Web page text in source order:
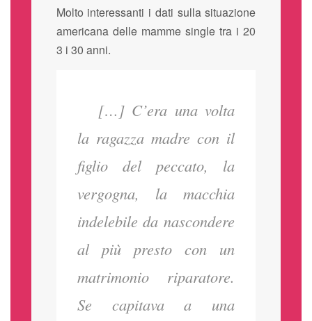
Molto interessanti i dati sulla situazione
americana delle mamme single tra i 20
3 i 30 anni.
[…] C’era una volta
la ragazza madre con il
figlio del peccato, la
vergogna, la macchia
indelebile da nascondere
al più presto con un
matrimonio riparatore.
Se capitava a una